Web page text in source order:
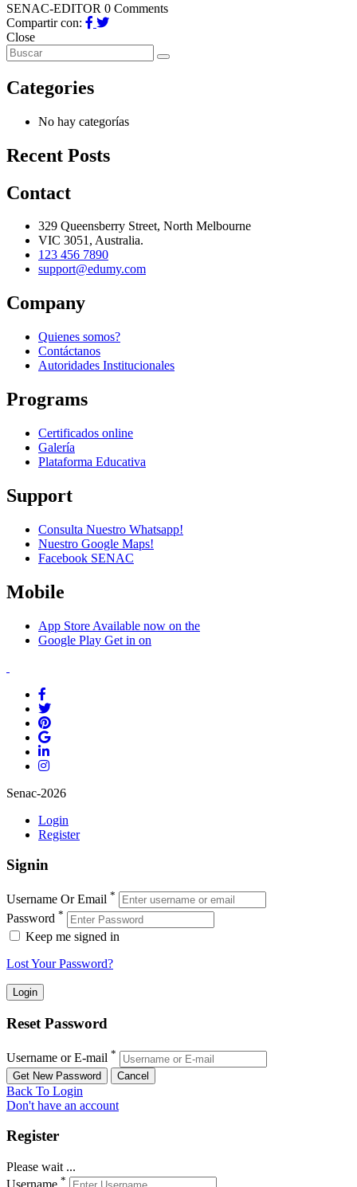
SENAC-EDITOR 0 Comments
Compartir con:
Close
Categories
No hay categorías
Recent Posts
Contact
329 Queensberry Street, North Melbourne
VIC 3051, Australia.
123 456 7890
support@edumy.com
Company
Quienes somos?
Contáctanos
Autoridades Institucionales
Programs
Certificados online
Galería
Plataforma Educativa
Support
Consulta Nuestro Whatsapp!
Nuestro Google Maps!
Facebook SENAC
Mobile
App Store Available now on the
Google Play Get in on
Senac-2026
Login
Register
Signin
Username Or Email *
Password *
Keep me signed in
Lost Your Password?
Reset Password
Username or E-mail *
Back To Login
Don't have an account
Register
Please wait ...
*